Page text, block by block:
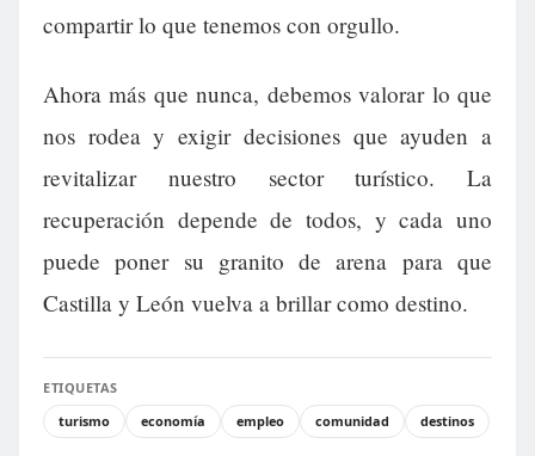
compartir lo que tenemos con orgullo.
Ahora más que nunca, debemos valorar lo que
nos rodea y exigir decisiones que ayuden a
revitalizar nuestro sector turístico. La
recuperación depende de todos, y cada uno
puede poner su granito de arena para que
Castilla y León vuelva a brillar como destino.
ETIQUETAS
turismo
economía empleo comunidad destinos